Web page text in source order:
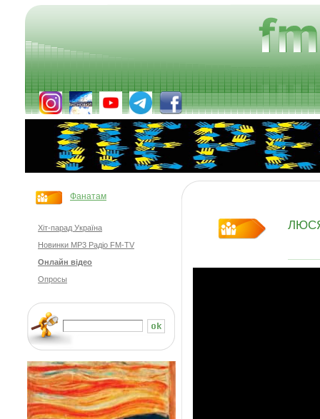
Фанатам
Хіт-парад Україна
Новинки MP3 Радіо FM-TV
Онлайн відео
Опросы